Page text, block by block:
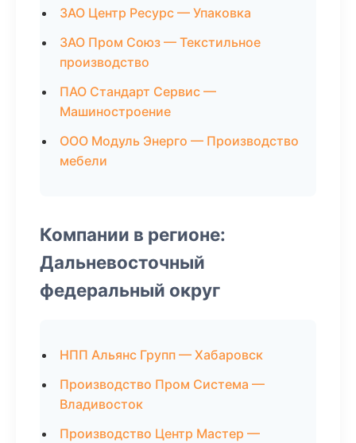
ЗАО Центр Ресурс — Упаковка
ЗАО Пром Союз — Текстильное
производство
ПАО Стандарт Сервис —
Машиностроение
ООО Модуль Энерго — Производство
мебели
Компании в регионе:
Дальневосточный
федеральный округ
НПП Альянс Групп — Хабаровск
Производство Пром Система —
Владивосток
Производство Центр Мастер —